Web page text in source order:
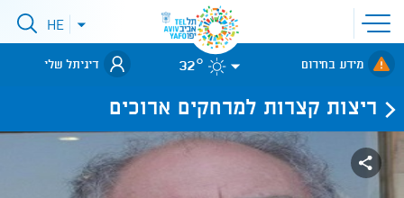
פתיחת
תפריט
אתר
לאתר עיריית
תל-אביב
פתיחתHE
מידע בחירום 32° דיגיתל שלי
ריצות קצרות למרחקים ארוכים